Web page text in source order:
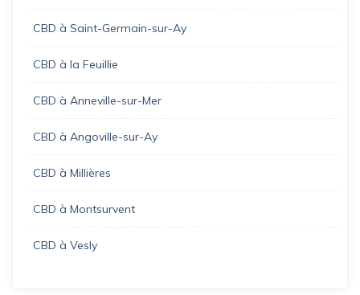
CBD à Saint-Germain-sur-Ay
CBD à la Feuillie
CBD à Anneville-sur-Mer
CBD à Angoville-sur-Ay
CBD à Millières
CBD à Montsurvent
CBD à Vesly